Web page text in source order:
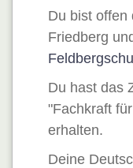
Du bist offen
Friedberg
Du hast das
"Fachkraft
erhalten.
Deine